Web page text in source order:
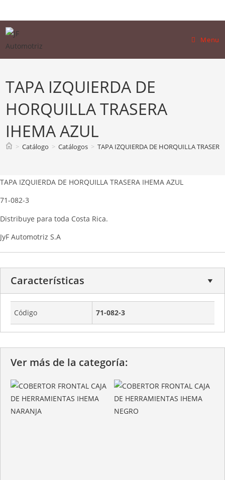
to
content
Menu
TAPA IZQUIERDA DE
HORQUILLA TRASERA
IHEMA AZUL
> Catálogo > Catálogos > TAPA IZQUIERDA DE HORQUILLA
TAPA IZQUIERDA DE HORQUILLA TRASERA IHEMA AZUL
71-082-3
Distribuye para toda Costa Rica.
JyF Automotriz S.A
Características
Código 71-082-3
Ver más de la categoría: